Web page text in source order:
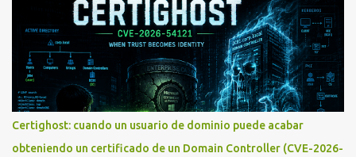
Certighost: cuando un usuario de dominio puede acabar
obteniendo un certificado de un Domain Controller (CVE-2026-